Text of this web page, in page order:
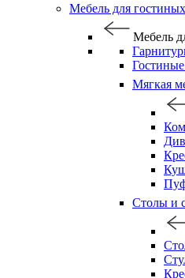
Мебель для гостиных
Мебель
Мягкая
Столы и